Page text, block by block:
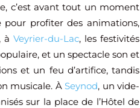
c’est avant tout un moment
pour profiter des animations,
à Veyrier-du-Lac, les festivités
et un spectacle son et
et un feu d’artifice, tandis
musicale. À Seynod, un vide-
sur la place de l’Hôtel de